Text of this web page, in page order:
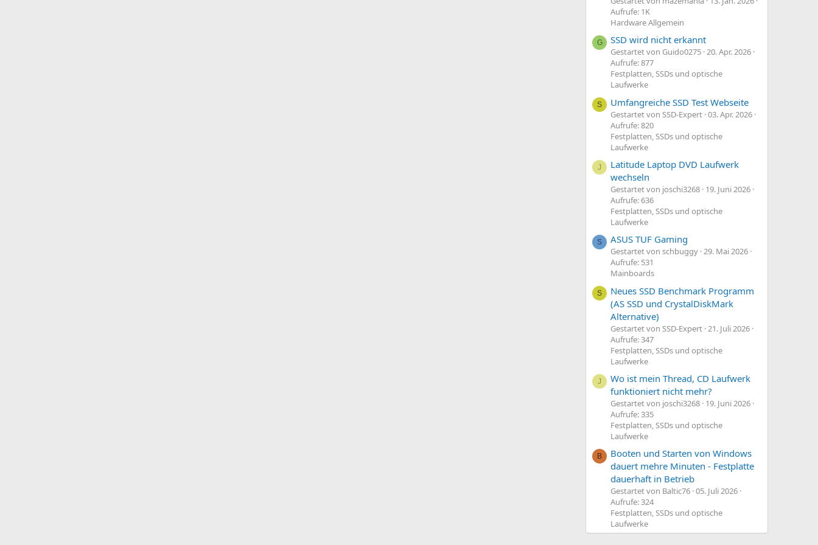
Aufrufe: 1K
Hardware Allgemein
G SSD wird nicht erkannt
Gestartet von Guido0275 20. Apr. 2026
Aufrufe: 877
Festplatten, SSDs und optische
Laufwerke
S Umfangreiche SSD Test Webseite
Gestartet von SSD-Expert 03. Apr. 2026
Aufrufe: 820
Festplatten, SSDs und optische
Laufwerke
J
Latitude Laptop DVD Laufwerk
wechseln
Gestartet von joschi3268 19. Juni 2026
Aufrufe: 636
Festplatten, SSDs und optische
Laufwerke
S ASUS TUF Gaming
Gestartet von schbuggy 29. Mai 2026
Aufrufe: 531
Mainboards
S
Neues SSD Benchmark Programm
(AS SSD und CrystalDiskMark
Alternative)
Gestartet von SSD-Expert 21. Juli 2026
Aufrufe: 347
Festplatten, SSDs und optische
Laufwerke
J
Wo ist mein Thread, CD Laufwerk
funktioniert nicht mehr?
Gestartet von joschi3268 19. Juni 2026
Aufrufe: 335
Festplatten, SSDs und optische
Laufwerke
B
Booten und Starten von Windows
dauert mehre Minuten - Festplatte
dauerhaft in Betrieb
Gestartet von Baltic76 05. Juli 2026
Aufrufe: 324
Festplatten, SSDs und optische
Laufwerke